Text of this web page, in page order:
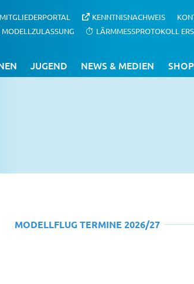
MITGLIEDERPORTAL KENNTNISNACHWEIS
MODELLZULASSUNG
LÄRMMESSPROTOKOLL
JUGEND NEWS & MEDIEN SHOP
MODELLFLUG TERMINE 2026/27